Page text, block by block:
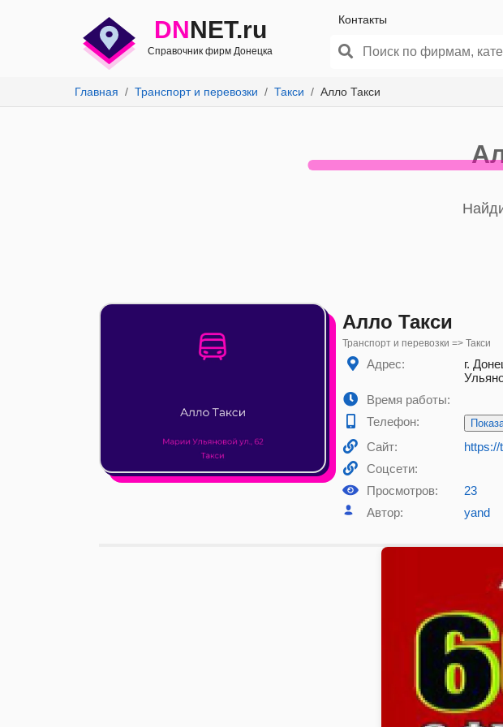
DNNET.ru
Справочник фирм Донецка
Контакты
Главная Транспорт и перевозки Такси Алло Такси
Алло Такси
Транспорт и перевозки => Такси
Адрес:
г.
Время работы:
Телефон:
Сайт:
https://
Соцсети:
Просмотров:
23
Автор:
yand